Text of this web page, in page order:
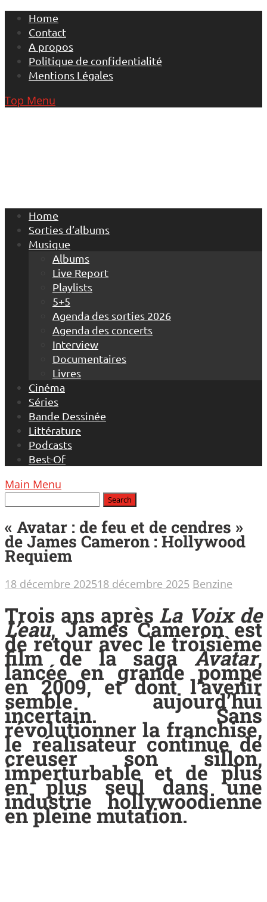
Skip
content
Home
Contact
A propos
Politique de confidentialité
Mentions Légales
Top Menu
Home
Sorties d’albums
Musique
Albums
Live Report
Playlists
5+5
Agenda des sorties 2026
Agenda des concerts
Interview
Documentaires
Livres
Cinéma
Séries
Bande Dessinée
Littérature
Podcasts
Best-Of
Main Menu
« Avatar : de feu et de cendres »
de James Cameron : Hollywood
Requiem
18 décembre 202518 décembre 2025 Benzine
Trois ans après La Voix de
L’eau, James Cameron est
de retour avec le troisième
film de la sagaAvatar,
lancée en grande pompe
en 2009, et dont l’avenir
semble aujourd’hui
incertain. Sans
révolutionner la franchise,
le réalisateur continue de
creuser son sillon,
imperturbable et de plus
en plus seul dans une
industrie hollywoodienne
en pleine mutation.